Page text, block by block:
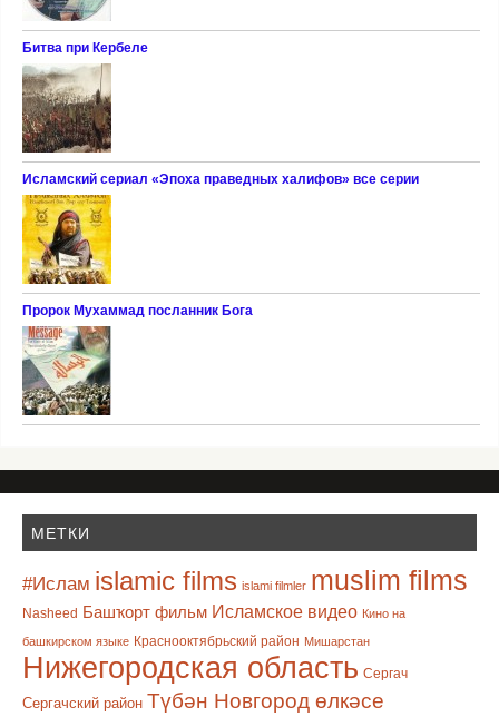
Битва при Кербеле
Исламский сериал «Эпоха праведных халифов» все серии
Пророк Мухаммад посланник Бога
МЕТКИ
#Ислам islamic films islami filmler muslim films
Nasheed Башҡорт фильм Исламское видео Кино на
башкирском языке Краснооктябрьский район Мишарстан
Нижегородская область Сергач
Сергачский район Түбән Новгород өлкәсе